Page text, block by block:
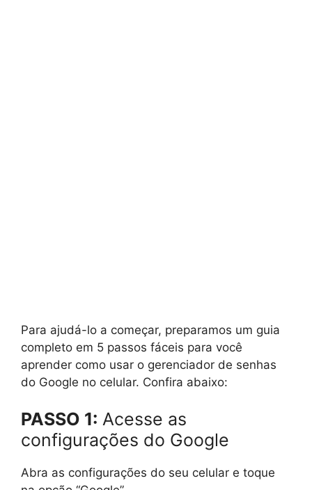
Para ajudá-lo a começar, preparamos um guia
completo em 5 passos fáceis para você
aprender como usar o gerenciador de senhas
do Google no celular. Confira abaixo:
PASSO 1: Acesse as
configurações do Google
Abra as configurações do seu celular e toque